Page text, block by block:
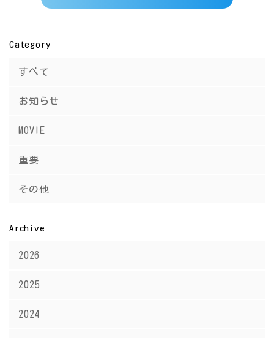
Category
すべて
お知らせ
MOVIE
重要
その他
Archive
2026
2025
2024